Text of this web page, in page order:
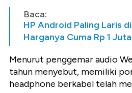
Baca:
HP Android Paling Laris
Harganya Cuma Rp 1
Menurut penggemar audio
tahun menyebut, memiliki
headphone berkabel telah